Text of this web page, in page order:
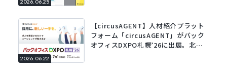
2026.06.25
2026.06.22
【circusAGENT】人材紹介プラット
フォーム「circusAGENT」がバック
オフィスDXPO札幌’26に出展。北海